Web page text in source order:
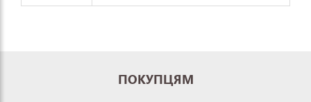
ПОКУПЦЯМ